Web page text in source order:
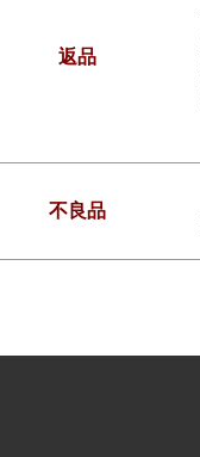
返品
不良品